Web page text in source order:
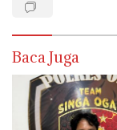
Baca Juga